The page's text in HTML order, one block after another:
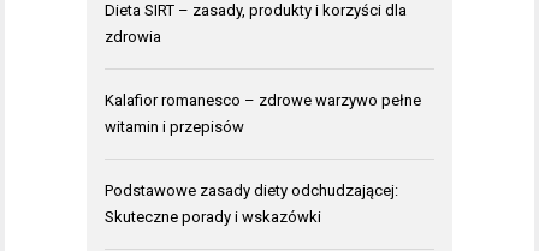
Dieta SIRT – zasady, produkty i korzyści dla
zdrowia
Kalafior romanesco – zdrowe warzywo pełne
witamin i przepisów
Podstawowe zasady diety odchudzającej:
Skuteczne porady i wskazówki